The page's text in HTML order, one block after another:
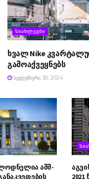
ᲡᲘᲐᲮᲚᲔᲔᲑᲘ
ხვალ Nike
გამოაქვეყნებს
ᲡᲔᲥᲢᲔᲛᲑᲔᲠᲘ 30, 2024
აშშ-